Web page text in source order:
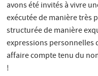
avons été invités à vivre
exécutée de manière très
structurée de manière
expressions personnelles
affaire compte tenu du
!